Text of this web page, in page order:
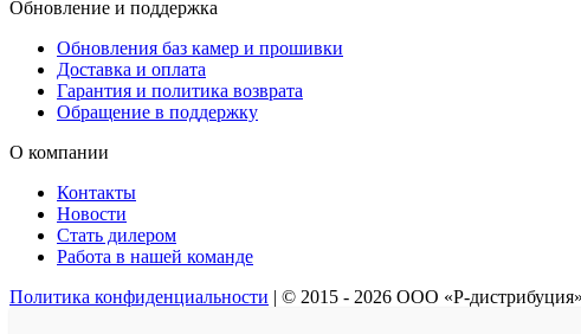
Обновление и поддержка
Обновления баз камер и прошивки
Доставка и оплата
Гарантия и политика возврата
Обращение в поддержку
О компании
Контакты
Новости
Стать дилером
Работа в нашей команде
Политика конфиденциальности | © 2015 - 2026 ООО «Р-